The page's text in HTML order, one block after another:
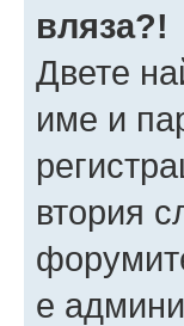
вляза?!
Двете
име и
втория
е